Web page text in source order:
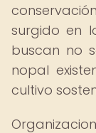
surgido en
buscan no
nopal
cultivo